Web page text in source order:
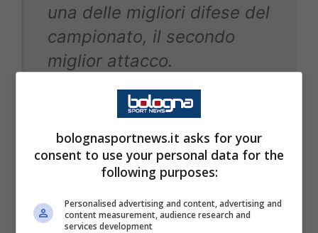
una delle migliori difese del
campionato, il secondo
miglior attacco.
Moro è un talismano
Alla domanda sulla sua posizione all’interno
speranzoso. In questa stagione ha
bolognasportnews.it asks for your
consent to use your personal data for the
following purposes:
Personalised advertising and content, advertising and
content measurement, audience research and
services development